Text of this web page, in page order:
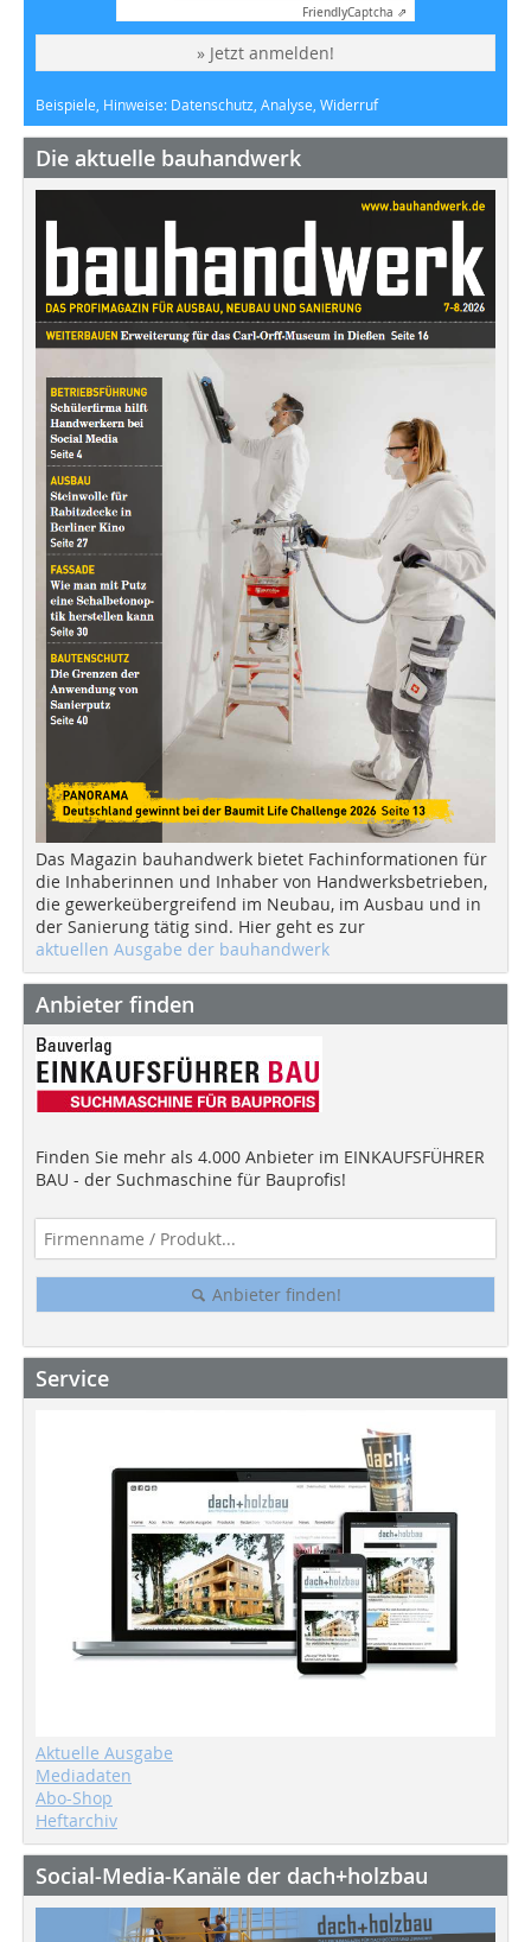
FriendlyCaptcha ⇗
» Jetzt anmelden!
Beispiele, Hinweise: Datenschutz, Analyse, Widerruf
Die aktuelle bauhandwerk
Das Magazin bauhandwerk bietet Fachinformationen für
die Inhaberinnen und Inhaber von Handwerksbetrieben,
die gewerkeübergreifend im Neubau, im Ausbau und in
der Sanierung tätig sind. Hier geht es zur
aktuellen Ausgabe der bauhandwerk
Anbieter finden
Finden Sie mehr als 4.000 Anbieter im EINKAUFSFÜHRER
BAU - der Suchmaschine für Bauprofis!
Anbieter finden!
Service
Aktuelle Ausgabe
Mediadaten
Abo-Shop
Heftarchiv
Social-Media-Kanäle der dach+holzbau